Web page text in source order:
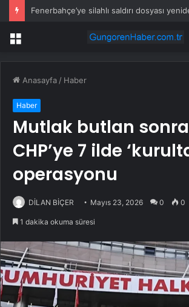
Fenerbahçe’ye silahlı saldırı dosyası
Menü
Anasayfa / Haber
Haber
Mutlak butlan
CHP’ye 7 ilde
operasyonu
DİLAN BİÇER Mayıs 23, 2026 0 0
1 dakika okuma süresi